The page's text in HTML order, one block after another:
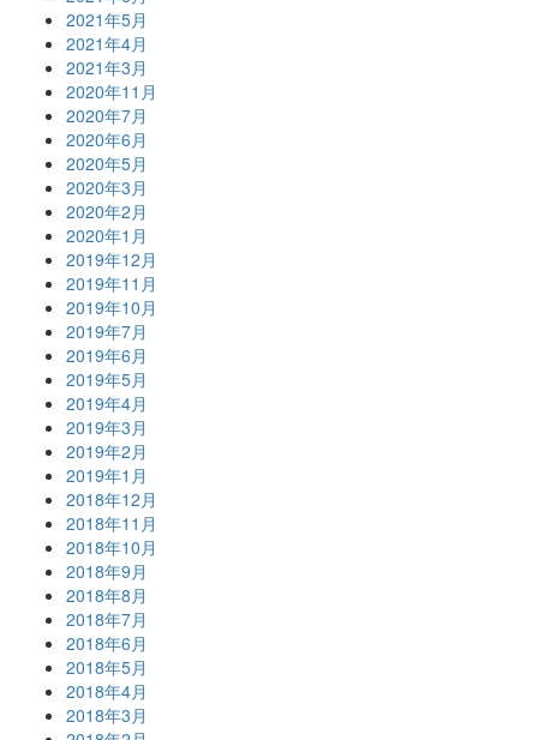
2021年5月
2021年4月
2021年3月
2020年11月
2020年7月
2020年6月
2020年5月
2020年3月
2020年2月
2020年1月
2019年12月
2019年11月
2019年10月
2019年7月
2019年6月
2019年5月
2019年4月
2019年3月
2019年2月
2019年1月
2018年12月
2018年11月
2018年10月
2018年9月
2018年8月
2018年7月
2018年6月
2018年5月
2018年4月
2018年3月